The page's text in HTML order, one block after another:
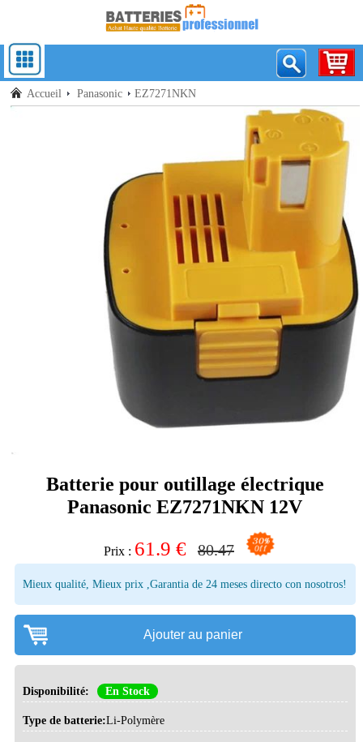
Accueil Panasonic EZ7271NKN
Batterie pour outillage électrique
Panasonic EZ7271NKN 12V
Prix : 61.9 € 80.47
Mieux qualité, Mieux prix ,Garantia de 24 meses directo con nosotros!
Ajouter au panier
Disponibilité: En Stock
Type de batterie:Li-Polymère